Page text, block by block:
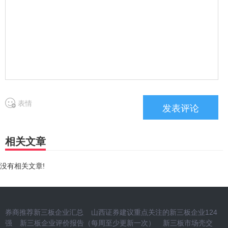
表情
相关文章
没有相关文章!
券商推荐新三板企业汇总
山西证券建议重点关注的新三板企业124
强
新三板企业评价报告（每周至少更新一次） 新三板市场壳交